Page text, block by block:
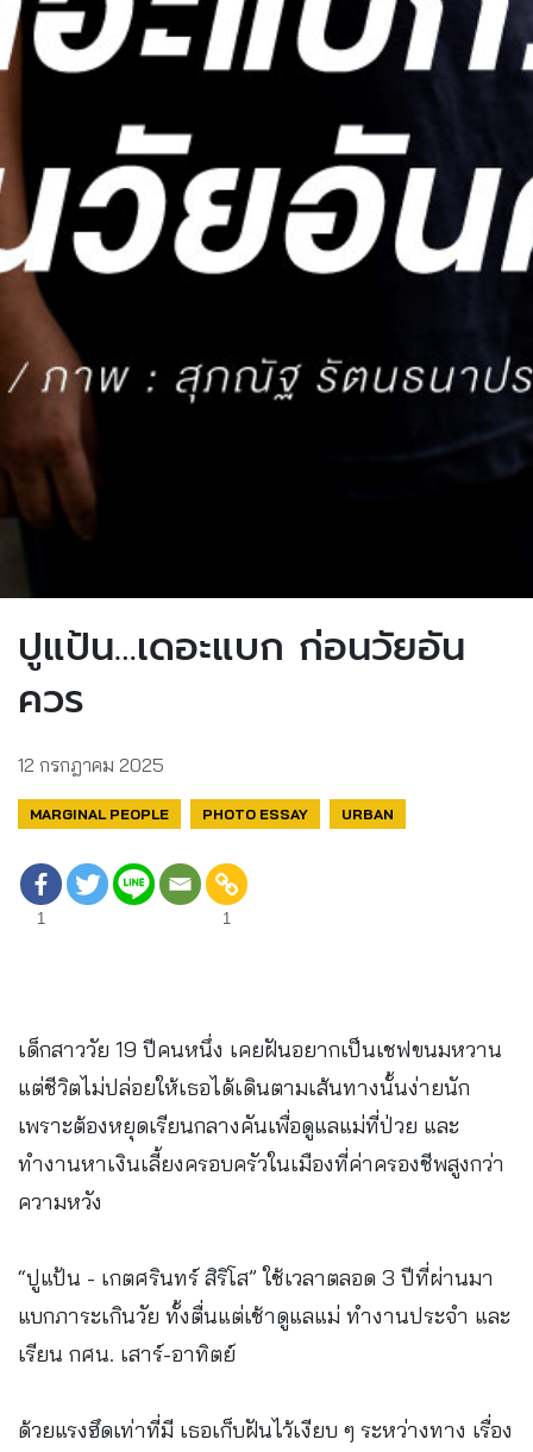
ปูแป้น…เดอะแบก ก่อนวัยอัน
ควร
12 กรกฎาคม 2025
MARGINAL PEOPLE PHOTO ESSAY URBAN
1 1
เด็กสาววัย 19 ปีคนหนึ่ง เคยฝันอยากเป็นเชฟขนมหวาน
แต่ชีวิตไม่ปล่อยให้เธอได้เดินตามเส้นทางนั้นง่ายนัก
เพราะต้องหยุดเรียนกลางคันเพื่อดูแลแม่ที่ป่วย และ
ทำงานหาเงินเลี้ยงครอบครัวในเมืองที่ค่าครองชีพสูงกว่า
ความหวัง
“ปูแป้น - เกตศรินทร์ สิริโส” ใช้เวลาตลอด 3 ปีที่ผ่านมา
แบกภาระเกินวัย ทั้งตื่นแต่เช้าดูแลแม่ ทำงานประจำ และ
เรียน กศน. เสาร์-อาทิตย์
ด้วยแรงฮึดเท่าที่มี เธอเก็บฝันไว้เงียบ ๆ ระหว่างทาง เรื่อง